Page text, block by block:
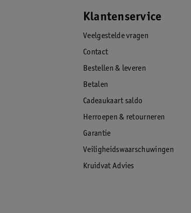
Klantenservice
Veelgestelde vragen
Contact
Bestellen & leveren
Betalen
Cadeaukaart saldo
Herroepen & retourneren
Garantie
Veiligheidswaarschuwingen
Kruidvat Advies